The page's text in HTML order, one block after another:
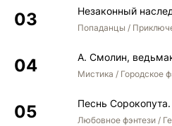
А. Смолин,
Мистика / Городское
Песнь
Любовное фэнтези /